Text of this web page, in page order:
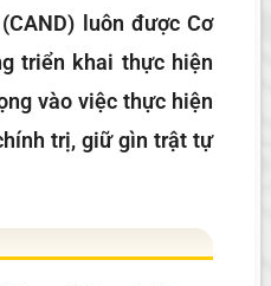
luôn được Cơ
triển khai thực hiện
vào việc thực hiện
trị, giữ gìn trật tự